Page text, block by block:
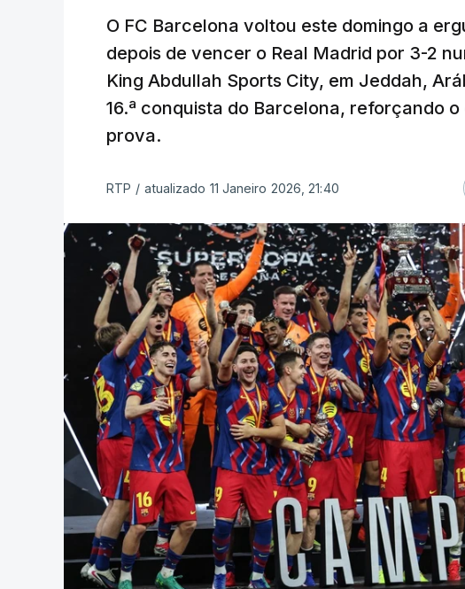
O FC Barcelona voltou este domingo a
depois de vencer o Real Madrid por 3-2
King Abdullah Sports City, em Jeddah,
16.ª conquista do Barcelona, reforçando
prova.
RTP / atualizado 11 Janeiro 2026, 21:40